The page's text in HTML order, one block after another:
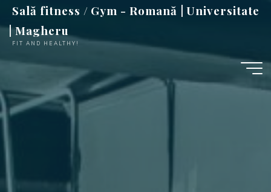
Sari
conținut
Sală fitness / Gym - Romană | Universitate
| Magheru
FIT AND HEALTHY!